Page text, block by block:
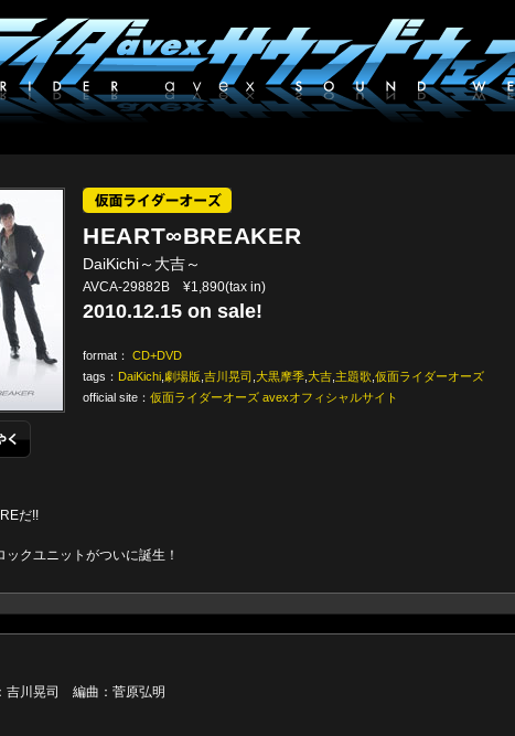
HEART∞BREAKER
DaiKichi～大吉～
AVCA-29882B ¥1,890(tax in)
2010.12.15 on sale!
format： CD+DVD
tags： DaiKichi 劇場版 吉川晃司 大黒摩季 大吉 主題歌 仮面ライダーオーズ
official site： 仮面ライダーオーズ avexオフィシャルサイト
だ!!
クユニットがついに誕生！
川晃司 編曲：菅原弘明